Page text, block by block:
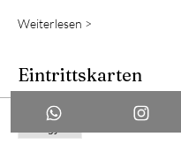
Weiterlesen >
Eintrittskarten